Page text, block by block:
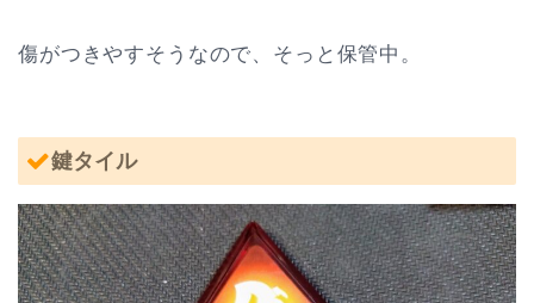
傷がつきやすそうなので、そっと保管中。
鍵タイル